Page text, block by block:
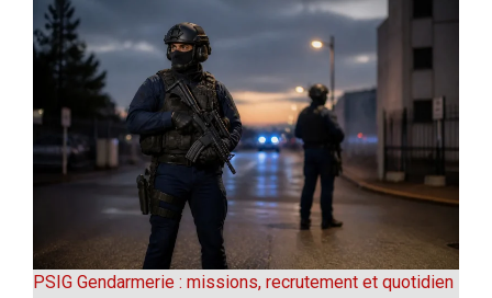
PSIG Gendarmerie : missions, recrutement et quotidien